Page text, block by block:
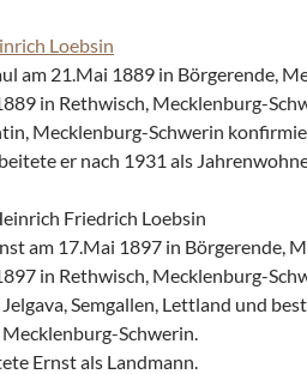
Loebsin
am 21.Mai 1889 in Börgerende,
in Rethwisch, Mecklenburg-
Mecklenburg-Schwerin
er nach 1931 als
Friedrich Loebsin
am 17.Mai 1897 in Börgerende,
in Rethwisch, Mecklenburg-
Semgallen, Lettland und
Schwerin.
Ernst als Landmann.